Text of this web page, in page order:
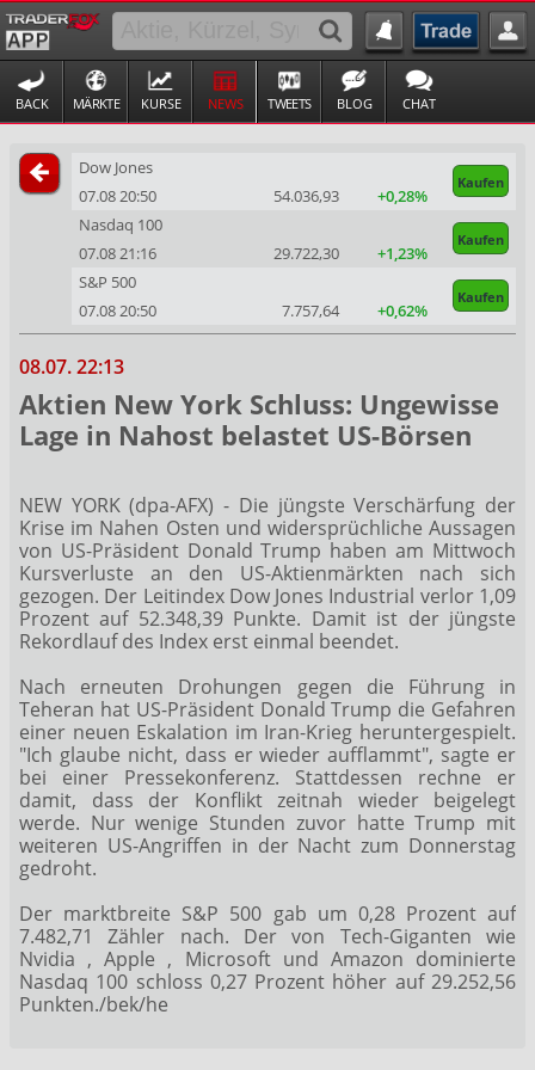
BACK MÄRKTE KURSE NEWS TWEETS BLOG CHAT
Dow Jones
Kaufen
07.08 20:50 54.036,93
+0,28%
Nasdaq 100
Kaufen
07.08 21:16 29.722,30
+1,23%
S&P 500
Kaufen
07.08 20:50 7.757,64 +0,62%
08.07. 22:13
Aktien New York Schluss: Ungewisse
Lage in Nahost belastet US-Börsen
NEW YORK (dpa-AFX) - Die jüngste Verschärfung der
Krise im Nahen Osten und widersprüchliche Aussagen
von US-Präsident Donald Trump haben am Mittwoch
Kursverluste an den US-Aktienmärkten nach sich
gezogen. Der Leitindex Dow Jones Industrial verlor 1,09
Prozent auf 52.348,39 Punkte. Damit ist der jüngste
Rekordlauf des Index erst einmal beendet.
Nach erneuten Drohungen gegen die Führung in
Teheran hat US-Präsident Donald Trump die Gefahren
einer neuen Eskalation im Iran-Krieg heruntergespielt.
"Ich glaube nicht, dass er wieder aufflammt", sagte er
bei einer Pressekonferenz. Stattdessen rechne er
damit, dass der Konflikt zeitnah wieder beigelegt
werde. Nur wenige Stunden zuvor hatte Trump mit
weiteren US-Angriffen in der Nacht zum Donnerstag
gedroht.
Der marktbreite S&P 500 gab um 0,28 Prozent auf
7.482,71 Zähler nach. Der von Tech-Giganten wie
Nvidia , Apple , Microsoft und Amazon dominierte
Nasdaq 100 schloss 0,27 Prozent höher auf 29.252,56
Punkten./bek/he